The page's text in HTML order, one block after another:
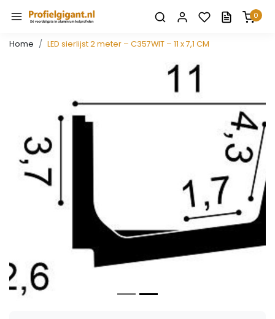
0
Home LED sierlijst 2 meter – C357WIT – 11 x 7,1 CM
Vorige